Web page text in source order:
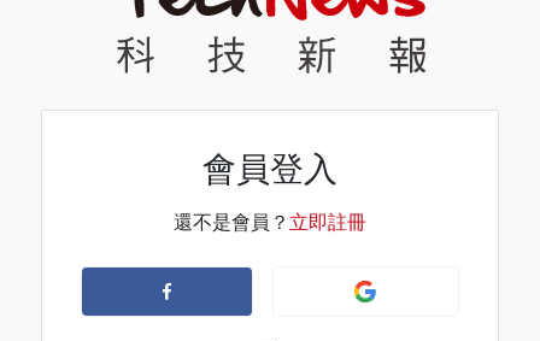
會員登入
還不是會員？ 立即註冊